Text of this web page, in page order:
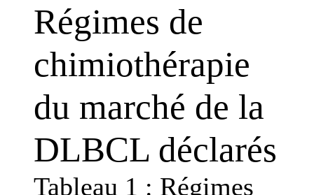
Régimes de
chimiothérapie
du marché de la
DLBCL déclarés
Tableau 1 : Régimes